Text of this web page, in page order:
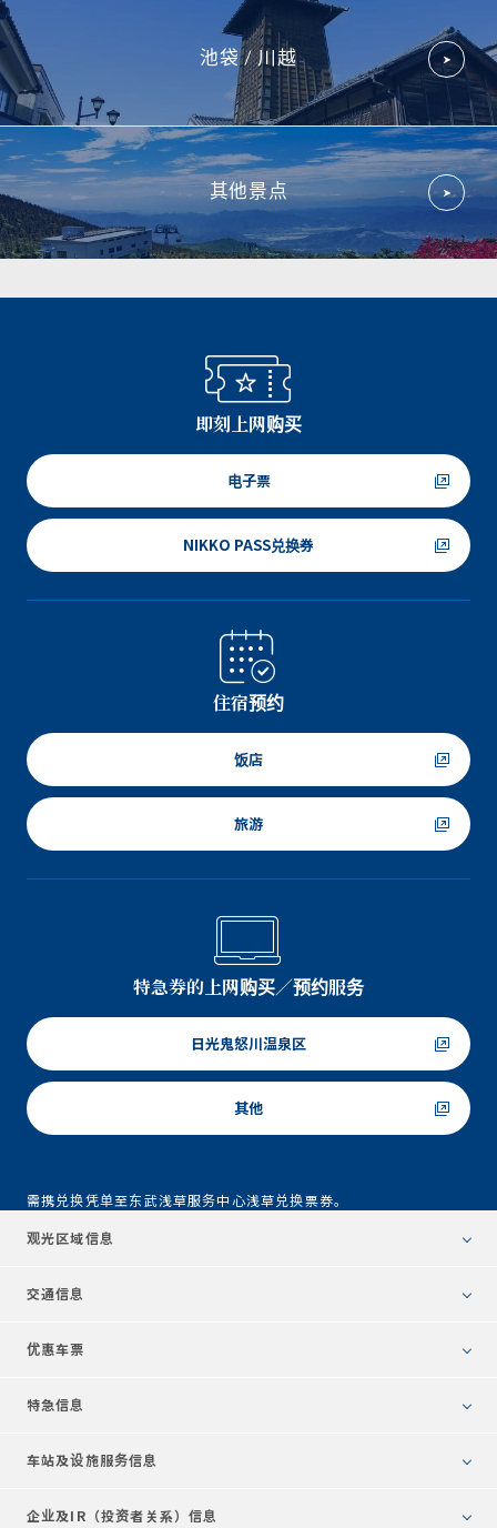
池袋 / 川越
其他景点
即刻上网购买
电子票
NIKKO PASS兑换券
住宿预约
饭店
旅游
特急券的上网购买／预约服务
日光鬼怒川温泉区
其他
需携兑换凭单至东武浅草服务中心浅草兑换票券。
观光区域信息
交通信息
优惠车票
特急信息
车站及设施服务信息
企业及IR（投资者关系）信息